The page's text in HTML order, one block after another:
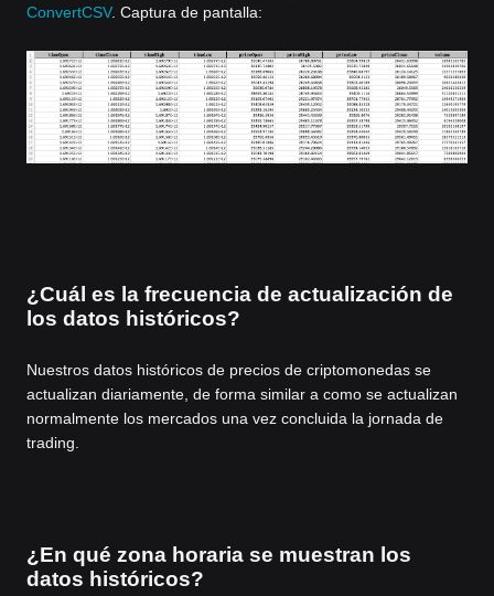
ConvertCSV. Captura de pantalla:
¿Cuál es la frecuencia de actualización de
los datos históricos?
Nuestros datos históricos de precios de criptomonedas se
actualizan diariamente, de forma similar a como se actualizan
normalmente los mercados una vez concluida la jornada de
trading.
¿En qué zona horaria se muestran los
datos históricos?